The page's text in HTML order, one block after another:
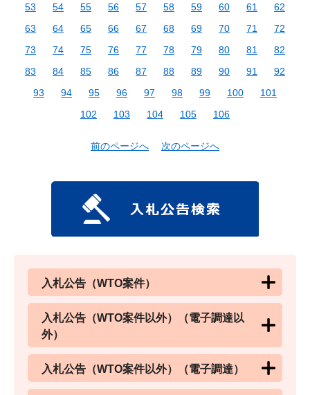
53
54 55 56 57 58 59 60 61
62
63
64 65 66 67 68 69 70 71
72
73
74 75 76 77 78 79 80 81
82
83
84 85 86 87 88 89 90 91
92
93
94 95 96 97 98 99 100
101
102
103 104 105 106
前のページへ 次のページへ
入札公告（WTO案件）
入札公告（WTO案件以外）（電子調達以
外）
入札公告（WTO案件以外）（電子調達）